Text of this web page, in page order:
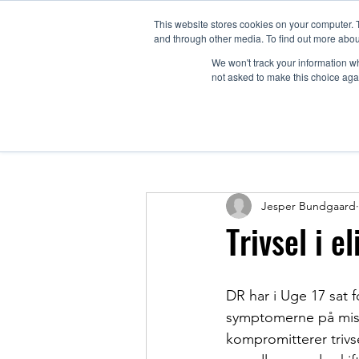
This website stores cookies on your
and through other media. To find out more
We won't track your information
not asked to make this choice
Hjem
Trivsel i
Jesper Bundgaard
DR har i Uge 17
symptomerne på
kompromitterer